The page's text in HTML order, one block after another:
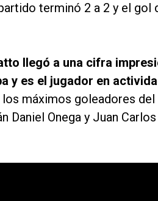
terminó 2 a 2 y el gol
llegó a una cifra
y es el jugador en
máximos goleadores
Onega y Juan